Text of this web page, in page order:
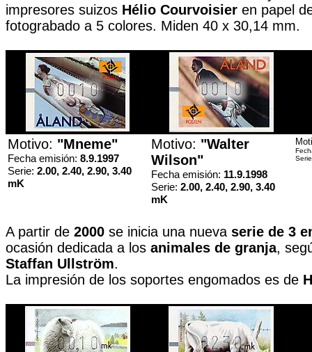
impresores suizos Hélio Courvoisier en papel
fotograbado a 5 colores. Miden 40 x 30,14 mm.
Motivo: "Mneme"
Fecha emisión: 8.9.1997
Serie: 2.00, 2.40, 2.90, 3.40
mK
Motivo: "Walter
Wilson"
Fecha emisión: 11.9.1998
Serie: 2.00, 2.40, 2.90, 3.40
mK
A partir de 2000 se inicia una nueva serie de 3
ocasión dedicada a los animales de granja,
Staffan Ullström.
La impresión de los soportes engomados es de